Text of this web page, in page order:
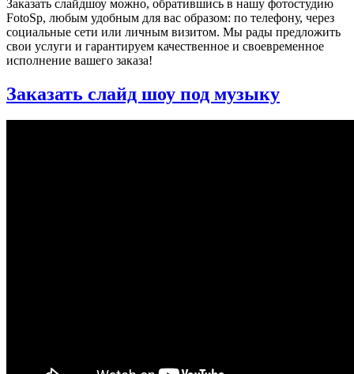
Заказать слайдшоу можно, обратившись в нашу фотостудию
FotoSp, любым удобным для вас образом: по телефону, через
социальные сети или личным визитом. Мы рады предложить
свои услуги и гарантируем качественное и своевременное
исполнение вашего заказа!
Заказать слайд шоу под музыку